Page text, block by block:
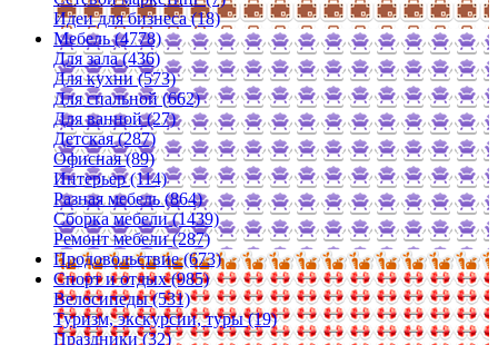
Идеи для бизнеса (18)
Мебель (4778)
Для зала (436)
Для кухни (573)
Для спальной (662)
Для ванной (27)
Детская (287)
Офисная (89)
Интерьер (114)
Разная мебель (864)
Сборка мебели (1439)
Ремонт мебели (287)
Продовольствие (673)
Спорт и отдых (985)
Велосипеды (531)
Туризм, экскурсии, туры (19)
Праздники (32)